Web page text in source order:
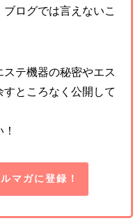
ログでは言えないこ
テ機器の秘密やエス
ところなく公開して
マガに登録！